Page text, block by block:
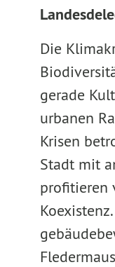
Die
gerade
urbanen
Krisen
Stadt mit
profitieren